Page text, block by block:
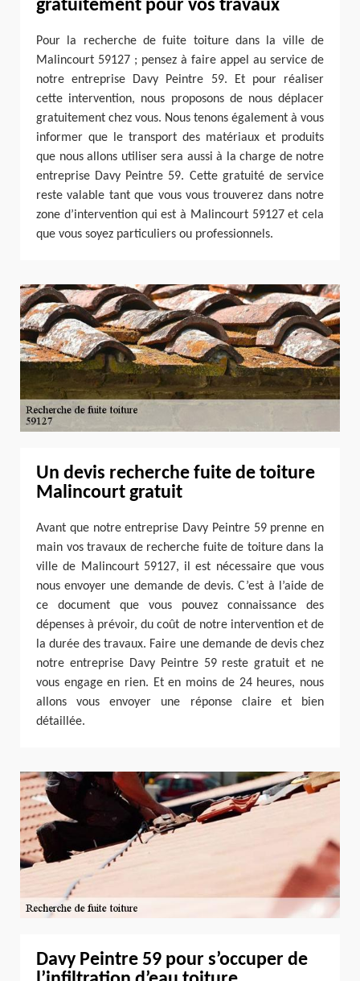
gratuitement pour vos travaux
Pour la recherche de fuite toiture dans la ville de
Malincourt 59127 ; pensez à faire appel au service de
notre entreprise Davy Peintre 59. Et pour réaliser
cette intervention, nous proposons de nous déplacer
gratuitement chez vous. Nous tenons également à vous
informer que le transport des matériaux et produits
que nous allons utiliser sera aussi à la charge de notre
entreprise Davy Peintre 59. Cette gratuité de service
reste valable tant que vous vous trouverez dans notre
zone d’intervention qui est à Malincourt 59127 et cela
que vous soyez particuliers ou professionnels.
Un devis recherche fuite de toiture
Malincourt gratuit
Avant que notre entreprise Davy Peintre 59 prenne en
main vos travaux de recherche fuite de toiture dans la
ville de Malincourt 59127, il est nécessaire que vous
nous envoyer une demande de devis. C’est à l’aide de
ce document que vous pouvez connaissance des
dépenses à prévoir, du coût de notre intervention et de
la durée des travaux. Faire une demande de devis chez
notre entreprise Davy Peintre 59 reste gratuit et ne
vous engage en rien. Et en moins de 24 heures, nous
allons vous envoyer une réponse claire et bien
détaillée.
Davy Peintre 59 pour s’occuper de